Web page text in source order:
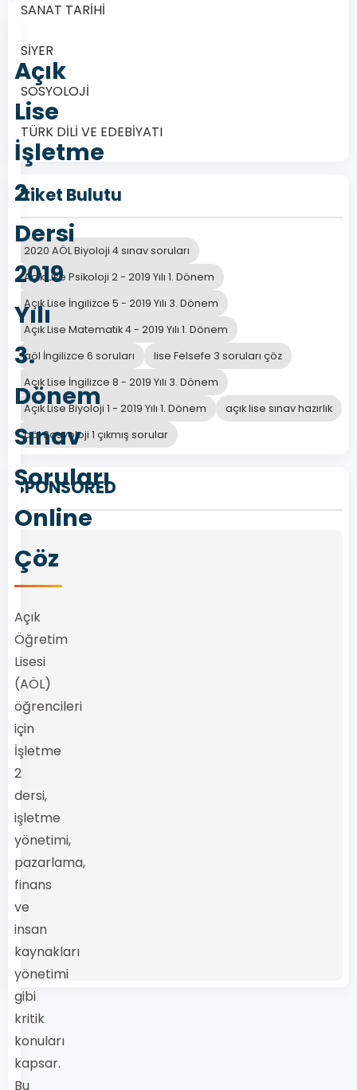
Açık
Lise
İşletme
2
Dersi
2019
Yılı
3.
Dönem
Sınav
Soruları
Online
Çöz
Açık
Öğretim
Lisesi
(AÖL)
öğrencileri
için
İşletme
2
dersi,
işletme
yönetimi,
pazarlama,
finans
ve
insan
kaynakları
yönetimi
gibi
kritik
konuları
kapsar.
Bu
SANAT TARİHİ
SİYER
SOSYOLOJİ
TÜRK DİLİ VE EDEBİYATI
Etiket Bulutu
2020 AÖL Biyoloji 4 sınav soruları
Açık Lise Psikoloji 2 - 2019 Yılı 1. Dönem
Açık Lise İngilizce 5 - 2019 Yılı 3. Dönem
Açık Lise Matematik 4 - 2019 Yılı 1. Dönem
aöl İngilizce 6 soruları
lise Felsefe 3 soruları çöz
Açık Lise İngilizce 8 - 2019 Yılı 3. Dönem
Açık Lise Biyoloji 1 - 2019 Yılı 1. Dönem
açık lise sınav hazırlık
aöl Sosyoloji 1 çıkmış sorular
SPONSORED